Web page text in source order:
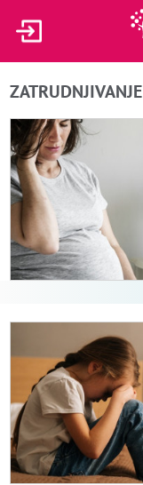
ZATRUDNJIVANJE